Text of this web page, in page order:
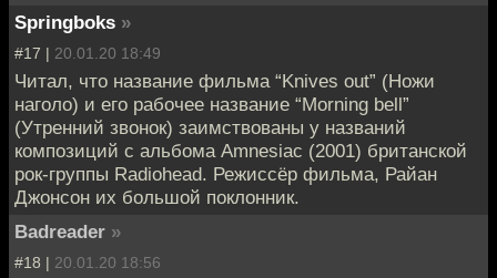
Springboks »
#17 | 20.01.20 18:49
Читал, что название фильма “Knives out” (Ножи
наголо) и его рабочее название “Morning bell”
(Утренний звонок) заимствованы у названий
композиций с альбома Amnesiac (2001) британской
рок-группы Radiohead. Режиссёр фильма, Райан
Джонсон их большой поклонник.
Badreader »
#18 | 20.01.20 18:56